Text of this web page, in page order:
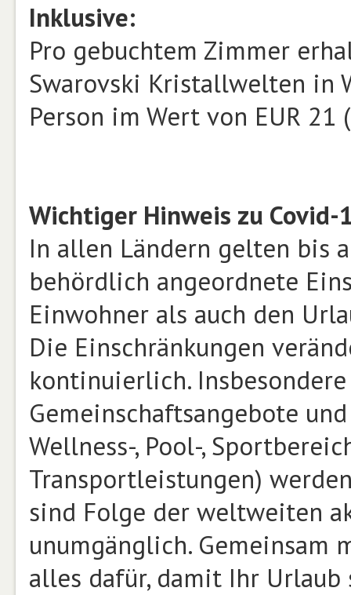
Inklusive:
Pro gebuchtem Zimmer
Swarovski Kristallwelten in
Person im Wert von EUR
Wichtiger Hinweis zu Covid-
In allen Ländern gelten bis
behördlich angeordnete
Einwohner als auch den
Die Einschränkungen
kontinuierlich.
Gemeinschaftsangebote
Wellness-, Pool-,
Transportleistungen)
sind Folge der weltweiten
unumgänglich.
alles dafür, damit Ihr